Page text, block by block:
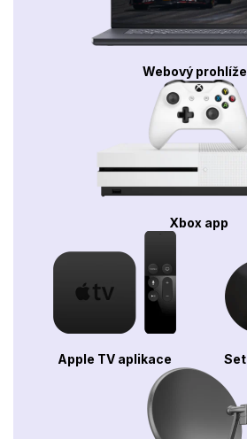
Webový
Xbox app
Apple TV aplikace